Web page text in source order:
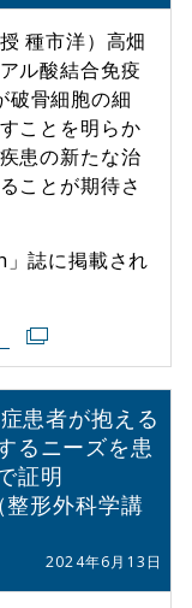
種市洋）高畑
ル酸結合免疫
破骨細胞の細
ことを明らか
患の新たな治
ことが期待さ
誌に掲載され
患者が抱える
るニーズを患
証明
形外科学講
2024年6月13日